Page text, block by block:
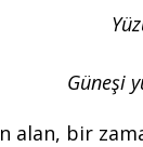
Güneşi
alan, bir